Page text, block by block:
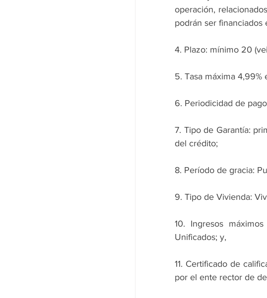
operación,
podrán ser
4. Plazo: mínimo 20
5. Tasa máxima 4,99%
6. Periodicidad de
7. Tipo de Garantía:
del crédito;
8. Período de gracia:
9. Tipo de Vivienda:
10. Ingresos
Unificados; y,
11. Certificado de
por el ente rector de